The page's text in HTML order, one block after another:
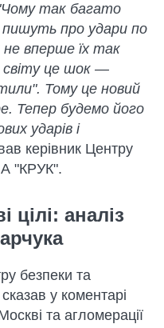
так багато
про удари по
вперше їх так
світу це шок —
Тому це новий
Тепер будемо його
ударів і
керівник Центру
"КРУК".
цілі: аналіз
безпеки та
у коментарі
та агломерації